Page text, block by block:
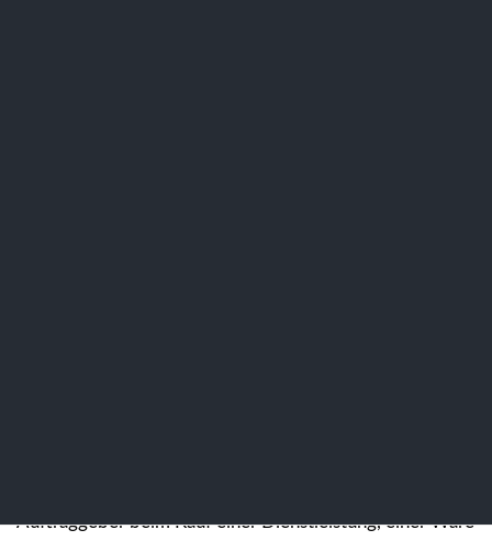
Auftraggeber beim Kauf einer Dienstleistung, einer Ware